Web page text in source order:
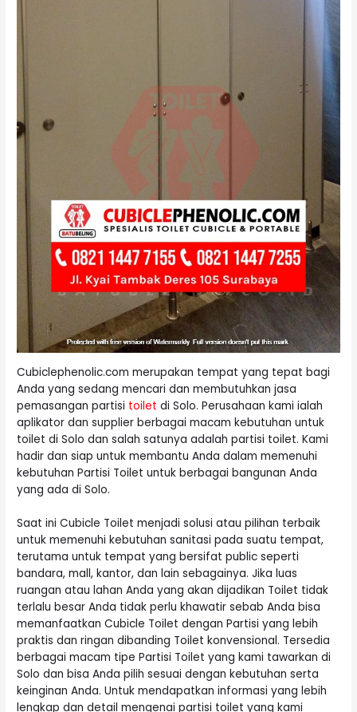
Cubiclephenolic.com merupakan tempat yang tepat bagi
Anda yang sedang mencari dan membutuhkan jasa
pemasangan partisi toilet di Solo. Perusahaan kami ialah
aplikator dan supplier berbagai macam kebutuhan untuk
toilet di Solo dan salah satunya adalah partisi toilet. Kami
hadir dan siap untuk membantu Anda dalam memenuhi
kebutuhan Partisi Toilet untuk berbagai bangunan Anda
yang ada di Solo.
Saat ini Cubicle Toilet menjadi solusi atau pilihan terbaik
untuk memenuhi kebutuhan sanitasi pada suatu tempat,
terutama untuk tempat yang bersifat public seperti
bandara, mall, kantor, dan lain sebagainya. Jika luas
ruangan atau lahan Anda yang akan dijadikan Toilet tidak
terlalu besar Anda tidak perlu khawatir sebab Anda bisa
memanfaatkan Cubicle Toilet dengan Partisi yang lebih
praktis dan ringan dibanding Toilet konvensional. Tersedia
berbagai macam tipe Partisi Toilet yang kami tawarkan di
Solo dan bisa Anda pilih sesuai dengan kebutuhan serta
keinginan Anda. Untuk mendapatkan informasi yang lebih
lengkap dan detail mengenai partisi toilet yang kami